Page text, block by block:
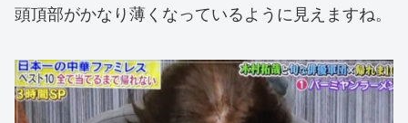
頭頂部がかなり薄くなっているように見えますね。